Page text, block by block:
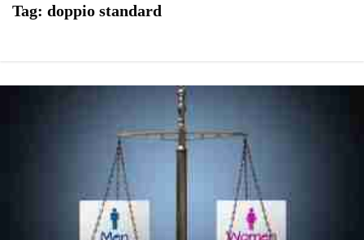
Tag: doppio standard